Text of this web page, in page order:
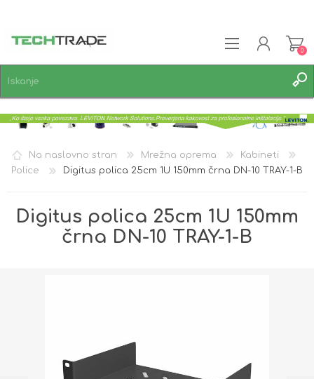
PRIJAVA
0
Na naslovno stran Mrežna oprema
Kabineti
Police
Digitus polica 25cm 1U 150mm črna DN-10 TRAY-1-B
Digitus polica 25cm 1U 150mm
črna DN-10 TRAY-1-B